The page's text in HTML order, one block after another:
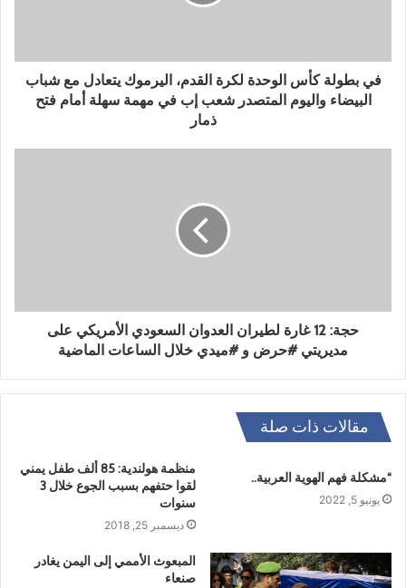
في بطولة كأس الوحدة لكرة القدم، اليرموك يتعادل مع شباب
البيضاء واليوم المتصدر شعب إب في مهمة سهلة أمام فتح
ذمار
حجة: 12 غارة لطيران العدوان السعودي الأمريكي على
مديريتي #حرض و #ميدي خلال الساعات الماضية
مقالات ذات صلة
“مشكلة فهم الهوية العربية..
يونيو 5, 2022
منظمة هولندية: 85 ألف طفل يمني
لقوا حتفهم بسبب الجوع خلال 3
سنوات
ديسمبر 25, 2018
المبعوث الأممي إلى اليمن يغادر
صنعاء